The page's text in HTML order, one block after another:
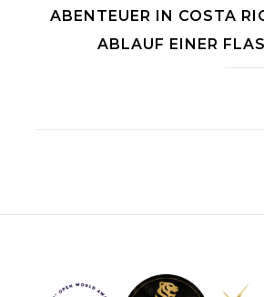
ABENTEUER IN COSTA
ABLAUF EINER